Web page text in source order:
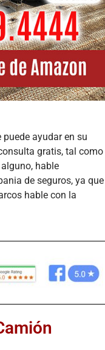
ayudar en su
gratis, tal como
hable
de seguros, ya que
hable con la